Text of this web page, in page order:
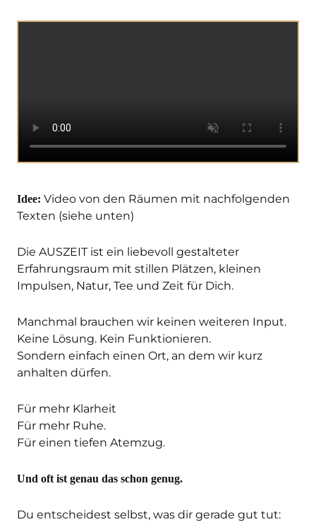
Idee: Video von den Räumen mit nachfolgenden
Texten (siehe unten)
Die AUSZEIT ist ein liebevoll gestalteter
Erfahrungsraum mit stillen Plätzen, kleinen
Impulsen, Natur, Tee und Zeit für Dich.
Manchmal brauchen wir keinen weiteren Input.
Keine Lösung. Kein Funktionieren.
Sondern einfach einen Ort, an dem wir kurz
anhalten dürfen.
Für mehr Klarheit
Für mehr Ruhe.
Für einen tiefen Atemzug.
Und oft ist genau das schon genug.
Du entscheidest selbst, was dir gerade gut tut: